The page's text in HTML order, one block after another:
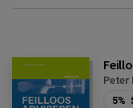
Peter
5%